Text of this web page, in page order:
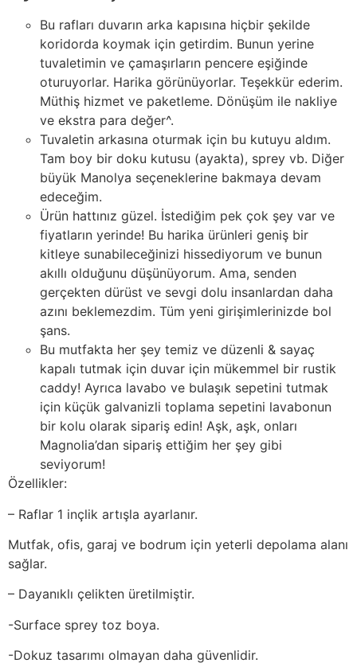
Bu rafları duvarın arka kapısına hiçbir şekilde
koridorda koymak için getirdim. Bunun yerine
tuvaletimin ve çamaşırların pencere eşiğinde
oturuyorlar. Harika görünüyorlar. Teşekkür ederim.
Müthiş hizmet ve paketleme. Dönüşüm ile nakliye
ve ekstra para değer^.
Tuvaletin arkasına oturmak için bu kutuyu aldım.
Tam boy bir doku kutusu (ayakta), sprey vb. Diğer
büyük Manolya seçeneklerine bakmaya devam
edeceğim.
Ürün hattınız güzel. İstediğim pek çok şey var ve
fiyatların yerinde! Bu harika ürünleri geniş bir
kitleye sunabileceğinizi hissediyorum ve bunun
akıllı olduğunu düşünüyorum. Ama, senden
gerçekten dürüst ve sevgi dolu insanlardan daha
azını beklemezdim. Tüm yeni girişimlerinizde bol
şans.
Bu mutfakta her şey temiz ve düzenli & sayaç
kapalı tutmak için duvar için mükemmel bir rustik
caddy! Ayrıca lavabo ve bulaşık sepetini tutmak
için küçük galvanizli toplama sepetini lavabonun
bir kolu olarak sipariş edin! Aşk, aşk, onları
Magnolia’dan sipariş ettiğim her şey gibi
seviyorum!
Özellikler:
– Raflar 1 inçlik artışla ayarlanır.
Mutfak, ofis, garaj ve bodrum için yeterli depolama alanı
sağlar.
– Dayanıklı çelikten üretilmiştir.
-Surface sprey toz boya.
-Dokuz tasarımı olmayan daha güvenlidir.